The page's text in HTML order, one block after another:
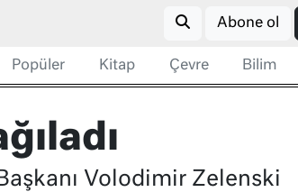
Abone ol
Popüler Kitap Çevre Bilim
Volodimir Zelenski